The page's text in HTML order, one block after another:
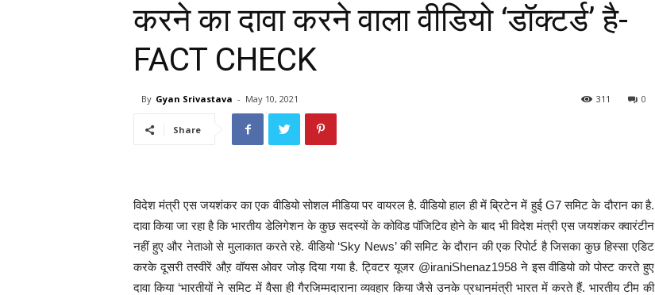
करने का दावा करने वाला वीडियो ‘डॉक्टर्ड’ है-
FACT CHECK
By Gyan Srivastava - May 10, 2021 0
311
Share
विदेश मंत्री एस जयशंकर का एक वीडियो सोशल मीडिया पर वायरल है. वीडियो हाल ही में ब्रिटेन में हुई G7 समिट के दौरान का है.
दावा किया जा रहा है कि भारतीय डेलिगेशन के कुछ सदस्यों के कोविड पॉजिटिव होने के बाद भी विदेश मंत्री एस जयशंकर क्वारंटीन
नहीं हुए और नेताओ से मुलाकात करते रहे. वीडियो ‘Sky News’ की समिट के दौरान की एक रिपोर्ट है जिसका कुछ हिस्सा एडिट
करके दूसरी तस्वीरें औऱ वॉयस ओवर जोड़ दिया गया है. ट्विटर यूजर @iraniShenaz1958 ने इस वीडियो को पोस्ट करते हुए
दावा किया ‘भारतीयों ने समिट में वैसा ही गैरजिम्मदाराना व्यवहार किया जैसे उनके प्रधानमंत्री भारत में करते हैं. भारतीय टीम की